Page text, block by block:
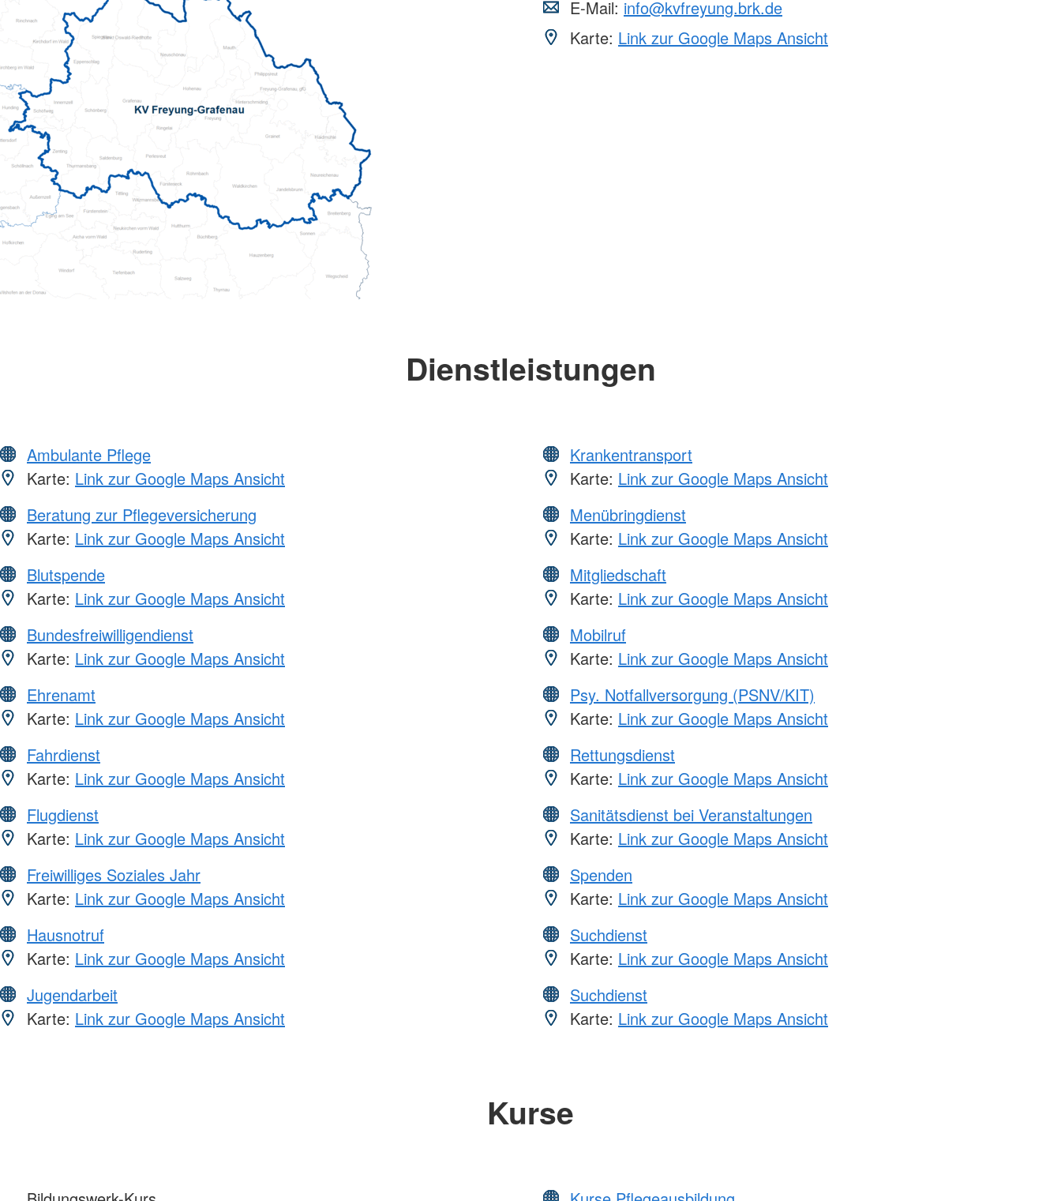
E-Mail: info@kvfreyung.brk.de
Karte: Link zur Google Maps Ansicht
Dienstleistungen
Ambulante Pflege
Karte: Link zur Google Maps Ansicht
Beratung zur Pflegeversicherung
Karte: Link zur Google Maps Ansicht
Blutspende
Karte: Link zur Google Maps Ansicht
Bundesfreiwilligendienst
Karte: Link zur Google Maps Ansicht
Ehrenamt
Karte: Link zur Google Maps Ansicht
Fahrdienst
Karte: Link zur Google Maps Ansicht
Flugdienst
Karte: Link zur Google Maps Ansicht
Freiwilliges Soziales Jahr
Karte: Link zur Google Maps Ansicht
Hausnotruf
Karte: Link zur Google Maps Ansicht
Jugendarbeit
Karte: Link zur Google Maps Ansicht
Krankentransport
Karte: Link zur Google Maps Ansicht
Menübringdienst
Karte: Link zur Google Maps Ansicht
Mitgliedschaft
Karte: Link zur Google Maps Ansicht
Mobilruf
Karte: Link zur Google Maps Ansicht
Psy. Notfallversorgung (PSNV/KIT)
Karte: Link zur Google Maps Ansicht
Rettungsdienst
Karte: Link zur Google Maps Ansicht
Sanitätsdienst bei Veranstaltungen
Karte: Link zur Google Maps Ansicht
Spenden
Karte: Link zur Google Maps Ansicht
Suchdienst
Karte: Link zur Google Maps Ansicht
Suchdienst
Karte: Link zur Google Maps Ansicht
Kurse